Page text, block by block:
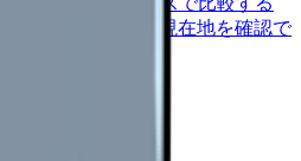
ら、今の給料の現在地を確認で
る5項目